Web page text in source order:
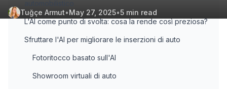
Tuğçe Armut•May 27, 2025•5 min read
L'AI come punto di svolta: cosa la rende così preziosa?
Sfruttare l'AI per migliorare le inserzioni di auto
Fotoritocco basato sull'AI
Showroom virtuali di auto